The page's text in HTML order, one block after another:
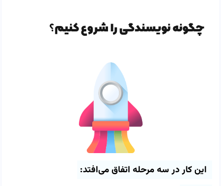
چگونه نویسندگی را شروع کنیم؟
این کار در سه مرحله اتفاق می‌افتد: